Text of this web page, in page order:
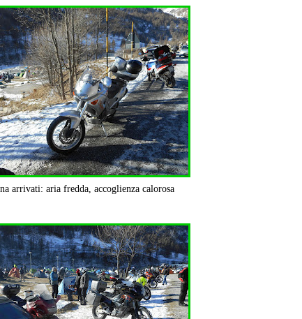
arrivati: aria fredda, accoglienza calorosa